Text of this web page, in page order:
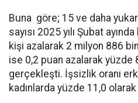
Buna göre; 15 ve daha
sayısı 2025 yılı Şubat
kişi azalarak 2 milyon 886
ise 0,2 puan azalarak yüzde
gerçekleşti. İşsizlik oranı
kadınlarda yüzde 11,0